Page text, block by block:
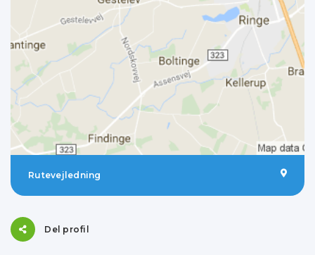
Rutevejledning
Del profil